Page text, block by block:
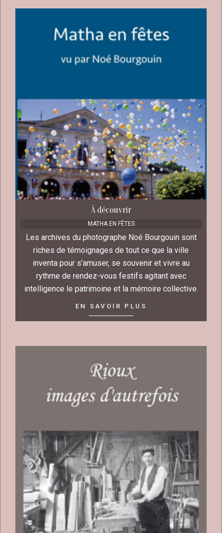
À découvrir
MATHA EN FÊTES
Les archives du photographe Noé Bourgouin sont
riches de témoignages de tout ce que la ville
inventa pour s’amuser, se souvenir et vivre au
rythme de rendez-vous festifs agitant avec
intelligence le patrimoine et la mémoire collective.
EN SAVOIR PLUS